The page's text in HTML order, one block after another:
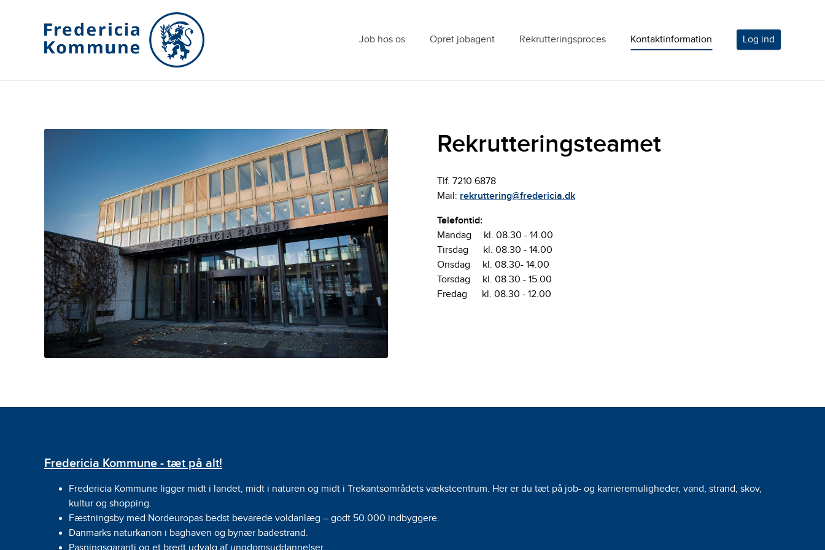
Job hos os Opret jobagent Rekrutteringsproces Kontaktinformation Log ind
Rekrutteringsteamet
Tlf. 7210 6878
Mail: rekruttering@fredericia.dk
Telefontid:
Mandag kl. 08.30 - 14.00
Tirsdag kl. 08.30 - 14.00
Onsdag kl. 08.30- 14.00
Torsdag kl. 08.30 - 15.00
Fredag kl. 08.30 - 12.00
Fredericia Kommune - tæt på alt!
Fredericia Kommune ligger midt i landet, midt i naturen og midt i Trekantsområdets vækstcentrum. Her er du tæt på job- og karrieremuligheder, vand, strand, skov,
kultur og shopping.
Fæstningsby med Nordeuropas bedst bevarede voldanlæg – godt 50.000 indbyggere.
Danmarks naturkanon i baghaven og bynær badestrand.